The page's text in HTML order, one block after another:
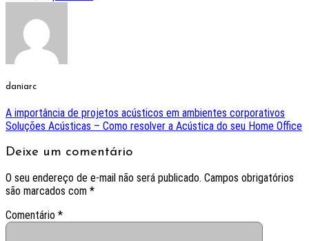
daniarc
A importância de projetos acústicos em ambientes corporativos
Soluções Acústicas – Como resolver a Acústica do seu Home Office
Deixe um comentário
O seu endereço de e-mail não será publicado. Campos obrigatórios
são marcados com *
Comentário *